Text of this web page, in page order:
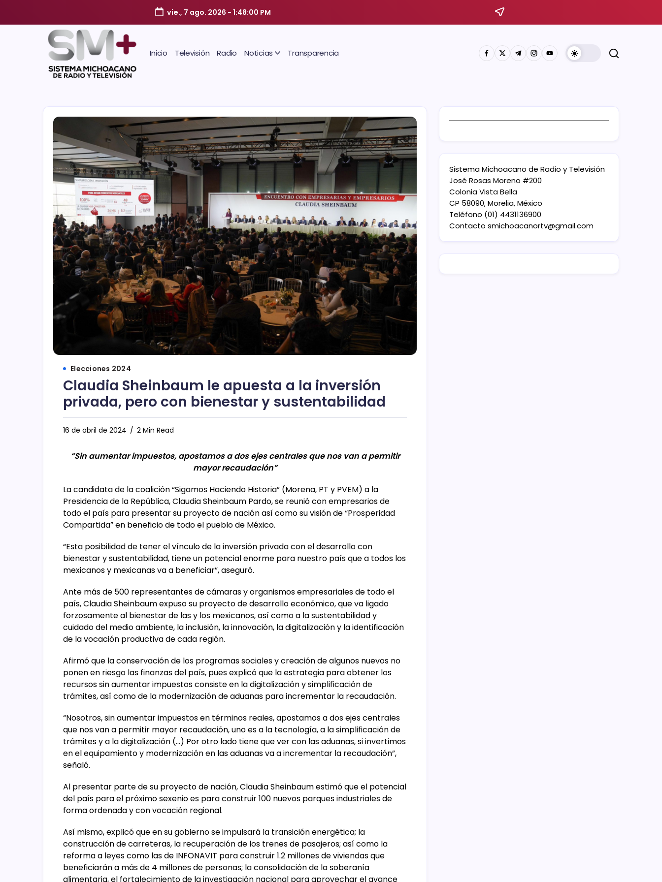
vie., 7 ago. 2026 -1:48:01 PM
Inicio Televisión Radio Noticias Transparencia
Elecciones 2024
Claudia Sheinbaum le apuesta a la inversión
privada, pero con bienestar y sustentabilidad
16 de abril de 2024 2 Min Read
“Sin aumentar impuestos, apostamos a dos ejes centrales que nos van a permitir
mayor recaudación”
La candidata de la coalición “Sigamos Haciendo Historia” (Morena, PT y PVEM) a la
Presidencia de la República, Claudia Sheinbaum Pardo, se reunió con empresarios de
todo el país para presentar su proyecto de nación así como su visión de “Prosperidad
Compartida” en beneficio de todo el pueblo de México.
“Esta posibilidad de tener el vínculo de la inversión privada con el desarrollo con
bienestar y sustentabilidad, tiene un potencial enorme para nuestro país que a todos los
mexicanos y mexicanas va a beneficiar”, aseguró.
Ante más de 500 representantes de cámaras y organismos empresariales de todo el
país, Claudia Sheinbaum expuso su proyecto de desarrollo económico, que va ligado
forzosamente al bienestar de las y los mexicanos, así como a la sustentabilidad y
cuidado del medio ambiente, la inclusión, la innovación, la digitalización y la identificación
de la vocación productiva de cada región.
Afirmó que la conservación de los programas sociales y creación de algunos nuevos no
ponen en riesgo las finanzas del país, pues explicó que la estrategia para obtener los
recursos sin aumentar impuestos consiste en la digitalización y simplificación de
trámites, así como de la modernización de aduanas para incrementar la recaudación.
“Nosotros, sin aumentar impuestos en términos reales, apostamos a dos ejes centrales
que nos van a permitir mayor recaudación, uno es a la tecnología, a la simplificación de
trámites y a la digitalización (…) Por otro lado tiene que ver con las aduanas, si invertimos
en el equipamiento y modernización en las aduanas va a incrementar la recaudación”,
señaló.
Al presentar parte de su proyecto de nación, Claudia Sheinbaum estimó que el potencial
del país para el próximo sexenio es para construir 100 nuevos parques industriales de
forma ordenada y con vocación regional.
Así mismo, explicó que en su gobierno se impulsará la transición energética; la
construcción de carreteras, la recuperación de los trenes de pasajeros; así como la
reforma a leyes como las de INFONAVIT para construir 1.2 millones de viviendas que
beneficiarán a más de 4 millones de personas; la consolidación de la soberanía
alimentaria, el fortalecimiento de la investigación nacional para aprovechar el avance
Sistema Michoacano de Radio y Televisión
José Rosas Moreno #200
Colonia Vista Bella
CP 58090, Morelia, México
Teléfono (01) 4431136900
Contacto smichoacanortv@gmail.com